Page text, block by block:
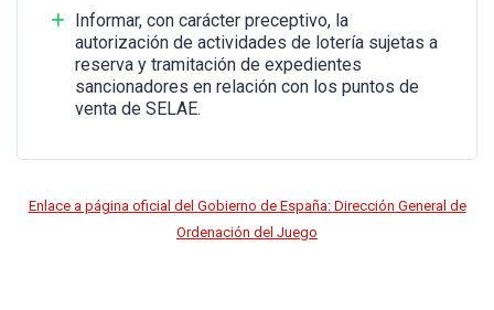
Informar, con carácter preceptivo, la
autorización de actividades de lotería sujetas a
reserva y tramitación de expedientes
sancionadores en relación con los puntos de
venta de SELAE.
Enlace a página oficial del Gobierno de España: Dirección General de
Ordenación del Juego